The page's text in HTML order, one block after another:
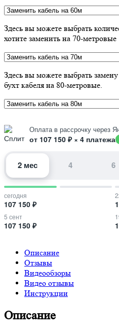
Здесь вы можете выбрать
хотите заменить на 70-метровые
Здесь вы можете выбрать
бухт кабеля на 80-метровые.
Оплата в рассрочку через
от 107 150 ₽ × 4 платежа
2 мес 4 6
сегодня
107 150 ₽
5 сент
107 150 ₽
Описание
Отзывы
Видеообзоры
Видео отзывы
Инструкции
Описание